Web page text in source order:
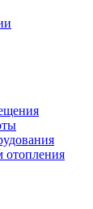
отопления